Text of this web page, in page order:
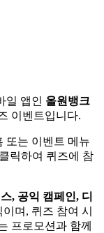
일 앱인 올원뱅크
이벤트입니다.
또는 이벤트 메뉴
릭하여 퀴즈에 참
, 공익 캠페인, 디
며, 퀴즈 참여 시
프로모션과 함께